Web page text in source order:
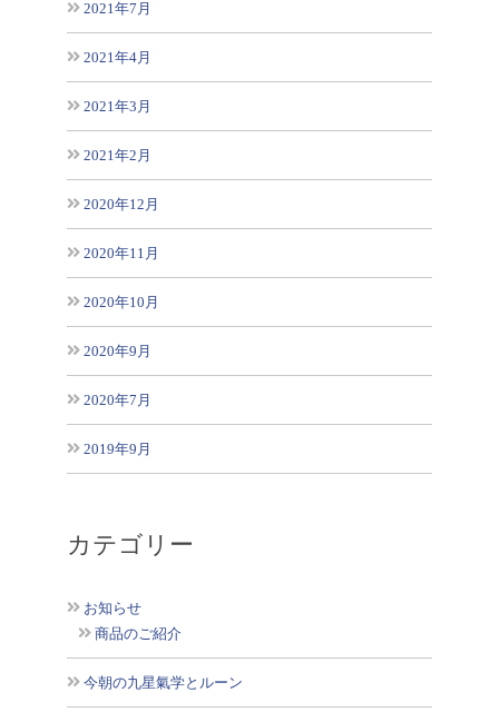
2021年7月
2021年4月
2021年3月
2021年2月
2020年12月
2020年11月
2020年10月
2020年9月
2020年7月
2019年9月
カテゴリー
お知らせ
商品のご紹介
今朝の九星氣学とルーン